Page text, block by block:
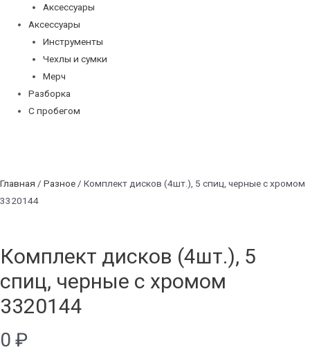
Аксессуары
Аксессуары
Инструменты
Чехлы и сумки
Мерч
Разборка
С пробегом
Главная / Разное / Комплект дисков (4шт.), 5 спиц, черные с хромом
3320144
Комплект дисков (4шт.), 5
спиц, черные с хромом
3320144
0 ₽